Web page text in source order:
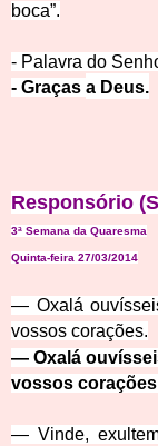
boca”.
- Palavra do
- Graças a Deus.
Responsório (
3ª Semana da Quaresma
Quinta-feira 27/03/2014
— Oxalá
vossos corações.
— Oxalá
vossos
— Vinde,